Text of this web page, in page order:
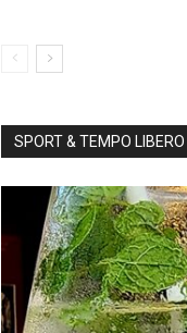
SPORT & TEMPO LIBERO